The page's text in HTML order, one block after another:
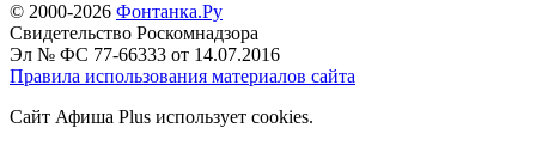
© 2000-2026 Фонтанка.Ру
Свидетельство Роскомнадзора
Эл № ФС 77-66333 от 14.07.2016
Правила использования материалов сайта
Сайт Афиша Plus использует cookies.